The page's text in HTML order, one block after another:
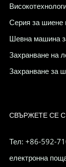
Серия за шиене
Шевна машина
Захранване на
Захранване за
СВЪРЖЕТЕ СЕ
Тел: +86-592-
електронна